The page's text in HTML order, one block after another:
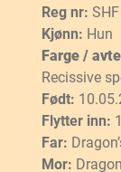
Reg nr:
Kjønn: Hun
Farge /
Recissive
Født:
Flytter inn:
Far:
Mor: